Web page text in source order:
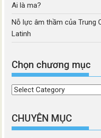
Ai là ma?
Nỗ lực âm thầm của Trung
Latinh
Chọn chương mục
Chọn
mục
CHUYÊN MỤC